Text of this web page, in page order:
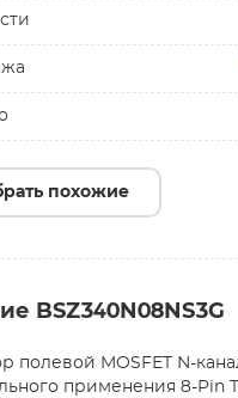
похожие
BSZ340N08NS3G
полевой MOSFET N-
применения 8-Pin